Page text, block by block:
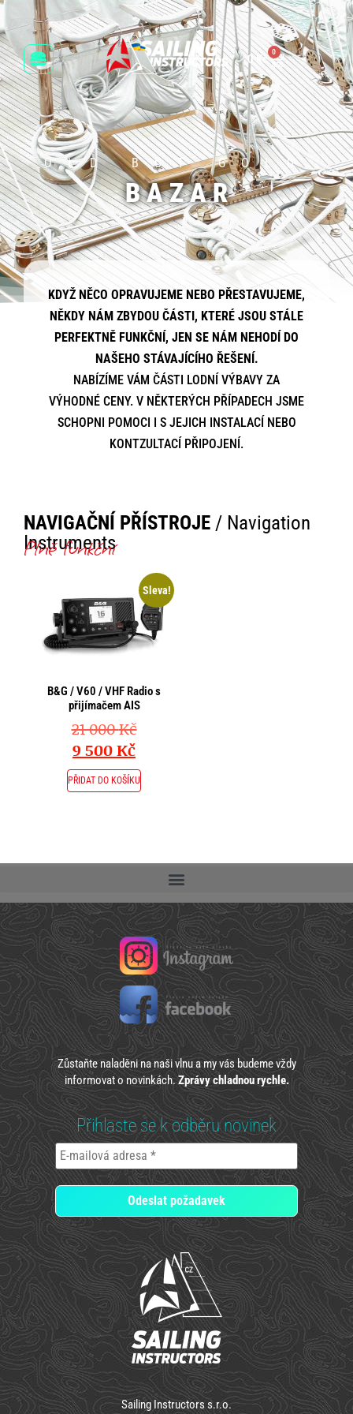
0Kč
0
OLD BUT GOLD
B A Z A R
KDYŽ NĚCO OPRAVUJEME NEBO PŘESTAVUJEME,
NĚKDY NÁM ZBYDOU ČÁSTI, KTERÉ JSOU STÁLE
PERFEKTNĚ FUNKČNÍ, JEN SE NÁM NEHODÍ DO
NAŠEHO STÁVAJÍCÍHO ŘEŠENÍ.
NABÍZÍME VÁM ČÁSTI LODNÍ VÝBAVY ZA
VÝHODNÉ CENY. V NĚKTERÝCH PŘÍPADECH JSME
SCHOPNI POMOCI I S JEJICH INSTALACÍ NEBO
KONTZULTACÍ PŘIPOJENÍ.
NAVIGAČNÍ PŘÍSTROJE / Navigation
Instruments
Plně funkční
Sleva!
B&G / V60 / VHF Radio s
přijímačem AIS
21 000Kč
9 500Kč
PŘIDAT DO KOŠÍKU
Zůstaňte naladěni na naši vlnu a my vás budeme vždy
informovat o novinkách.Zprávy chladnou rychle.
Přihlaste se k odběru novinek
Sailing Instructors s.r.o.